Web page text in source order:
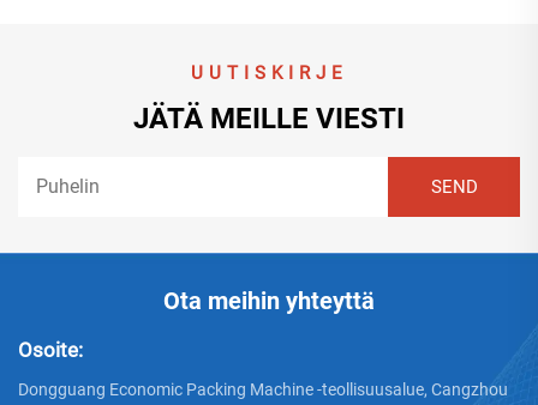
UUTISKIRJE
JÄTÄ MEILLE VIESTI
Ota meihin yhteyttä
Osoite:
Dongguang Economic Packing Machine -teollisuusalue, Cangzhou